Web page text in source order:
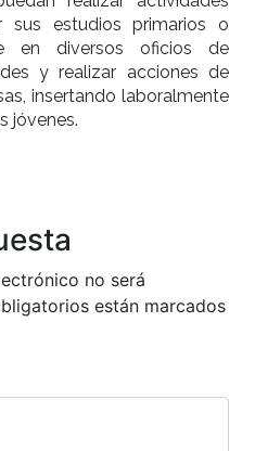
sus estudios primarios o
en diversos oficios de
y realizar acciones de
insertando laboralmente
jóvenes.
no será
están marcados